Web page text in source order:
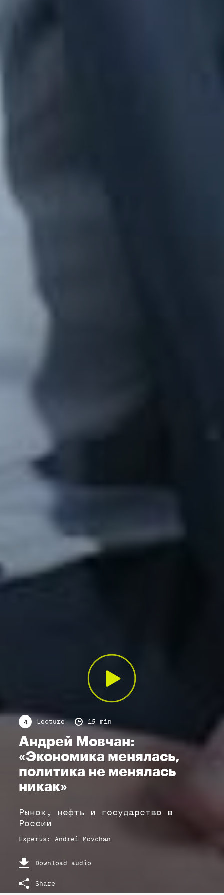
4 Lecture 15 min
Андрей Мовчан:
«Экономика менялась,
политика не менялась
никак»
Рынок, нефть и государство в
России
Experts : Andrei Movchan
Download audio
Share